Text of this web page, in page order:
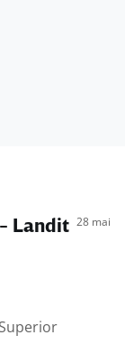
- Landit 28 mai